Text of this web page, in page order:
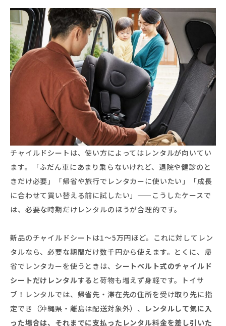
チャイルドシートは、使い方によってはレンタルが向いてい
ます。「ふだん車にあまり乗らないけれど、退院や健診のと
きだけ必要」「帰省や旅行でレンタカーに使いたい」「成長
に合わせて買い替える前に試したい」——こうしたケースで
は、必要な時期だけレンタルのほうが合理的です。
新品のチャイルドシートは1〜5万円ほど。これに対してレン
タルなら、必要な期間だけ数千円から使えます。とくに、帰
省でレンタカーを使うときは、 シートベルト式のチャイルド
シートだけレンタルする と荷物も増えず身軽です。トイサ
ブ！レンタルでは、帰省先・滞在先の住所を受け取り先に指
定でき（沖縄県・離島は配送対象外）、
レンタルして気に入
った場合は、それまでに支払ったレンタル料金を差し引いた